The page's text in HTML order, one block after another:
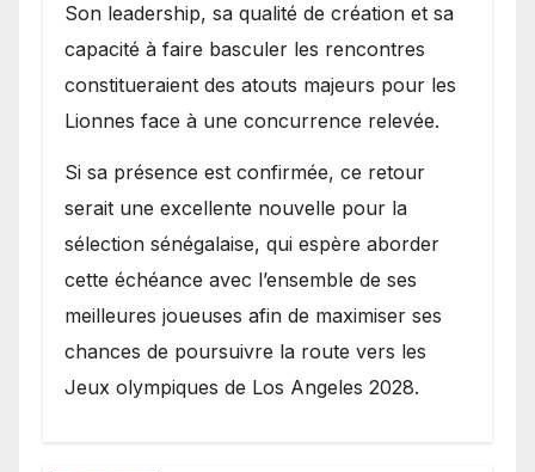
Son leadership, sa qualité de création et sa
capacité à faire basculer les rencontres
constitueraient des atouts majeurs pour les
Lionnes face à une concurrence relevée.
Si sa présence est confirmée, ce retour
serait une excellente nouvelle pour la
sélection sénégalaise, qui espère aborder
cette échéance avec l’ensemble de ses
meilleures joueuses afin de maximiser ses
chances de poursuivre la route vers les
Jeux olympiques de Los Angeles 2028.